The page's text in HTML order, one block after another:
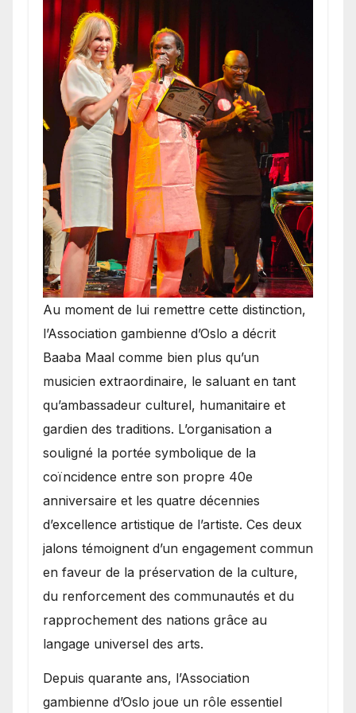
​Au moment de lui remettre cette distinction,
l’Association gambienne d’Oslo a décrit
Baaba Maal comme bien plus qu’un
musicien extraordinaire, le saluant en tant
qu’ambassadeur culturel, humanitaire et
gardien des traditions. L’organisation a
souligné la portée symbolique de la
coïncidence entre son propre 40e
anniversaire et les quatre décennies
d’excellence artistique de l’artiste. Ces deux
jalons témoignent d’un engagement commun
en faveur de la préservation de la culture,
du renforcement des communautés et du
rapprochement des nations grâce au
langage universel des arts.
​Depuis quarante ans, l’Association
gambienne d’Oslo joue un rôle essentiel